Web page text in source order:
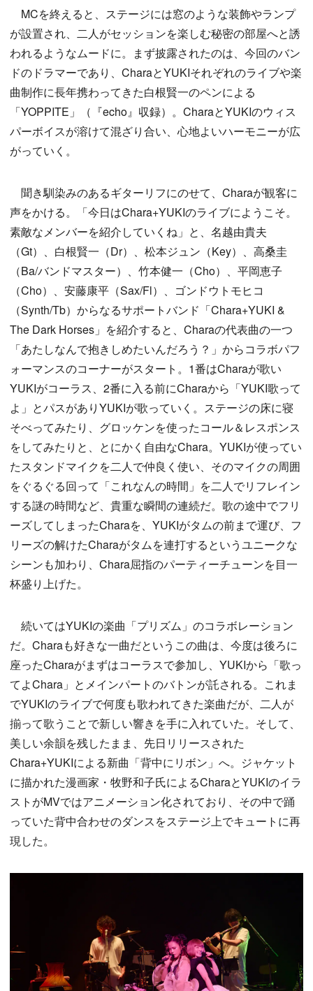
MCを終えると、ステージには窓のような装飾やランプ
が設置され、二人がセッションを楽しむ秘密の部屋へと誘
われるようなムードに。まず披露されたのは、今回のバン
ドのドラマーであり、CharaとYUKIそれぞれのライブや楽
曲制作に長年携わってきた白根賢一のペンによる
「YOPPITE」（『echo』収録）。CharaとYUKIのウィス
パーボイスが溶けて混ざり合い、心地よいハーモニーが広
がっていく。
聞き馴染みのあるギターリフにのせて、Charaが観客に
声をかける。「今日はChara+YUKIのライブにようこそ。
素敵なメンバーを紹介していくね」と、名越由貴夫
（Gt）、白根賢一（Dr）、松本ジュン（Key）、高桑圭
（Ba/バンドマスター）、竹本健一（Cho）、平岡恵子
（Cho）、安藤康平（Sax/Fl）、ゴンドウトモヒコ
（Synth/Tb）からなるサポートバンド「Chara+YUKI &
The Dark Horses」を紹介すると、Charaの代表曲の一つ
「あたしなんで抱きしめたいんだろう？」からコラボパフ
ォーマンスのコーナーがスタート。1番はCharaが歌い
YUKIがコーラス、2番に入る前にCharaから「YUKI歌って
よ」とパスがありYUKIが歌っていく。ステージの床に寝
そべってみたり、グロッケンを使ったコール＆レスポンス
をしてみたりと、とにかく自由なChara。YUKIが使ってい
たスタンドマイクを二人で仲良く使い、そのマイクの周囲
をぐるぐる回って「これなんの時間」を二人でリフレイン
する謎の時間など、貴重な瞬間の連続だ。歌の途中でフリ
ーズしてしまったCharaを、YUKIがタムの前まで運び、フ
リーズの解けたCharaがタムを連打するというユニークな
シーンも加わり、Chara屈指のパーティーチューンを目一
杯盛り上げた。
続いてはYUKIの楽曲「プリズム」のコラボレーション
だ。Charaも好きな一曲だというこの曲は、今度は後ろに
座ったCharaがまずはコーラスで参加し、YUKIから「歌っ
てよChara」とメインパートのバトンが託される。これま
でYUKIのライブで何度も歌われてきた楽曲だが、二人が
揃って歌うことで新しい響きを手に入れていた。そして、
美しい余韻を残したまま、先日リリースされた
Chara+YUKIによる新曲「背中にリボン」へ。ジャケット
に描かれた漫画家・牧野和子氏によるCharaとYUKIのイラ
ストがMVではアニメーション化されており、その中で踊
っていた背中合わせのダンスをステージ上でキュートに再
現した。